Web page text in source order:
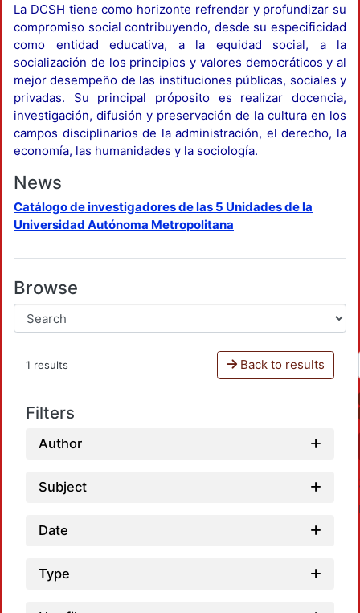
La DCSH tiene como horizonte refrendar y profundizar su
compromiso social contribuyendo, desde su especificidad
como entidad educativa, a la equidad social, a la
socialización de los principios y valores democráticos y al
mejor desempeño de las instituciones públicas, sociales y
privadas. Su principal próposito es realizar docencia,
investigación, difusión y preservación de la cultura en los
campos disciplinarios de la administración, el derecho, la
economía, las humanidades y la sociología.
News
Catálogo de investigadores de las 5 Unidades de la
Universidad Autónoma Metropolitana
Browse
1 results Back to results
Filters
Author
Subject
Date
Type